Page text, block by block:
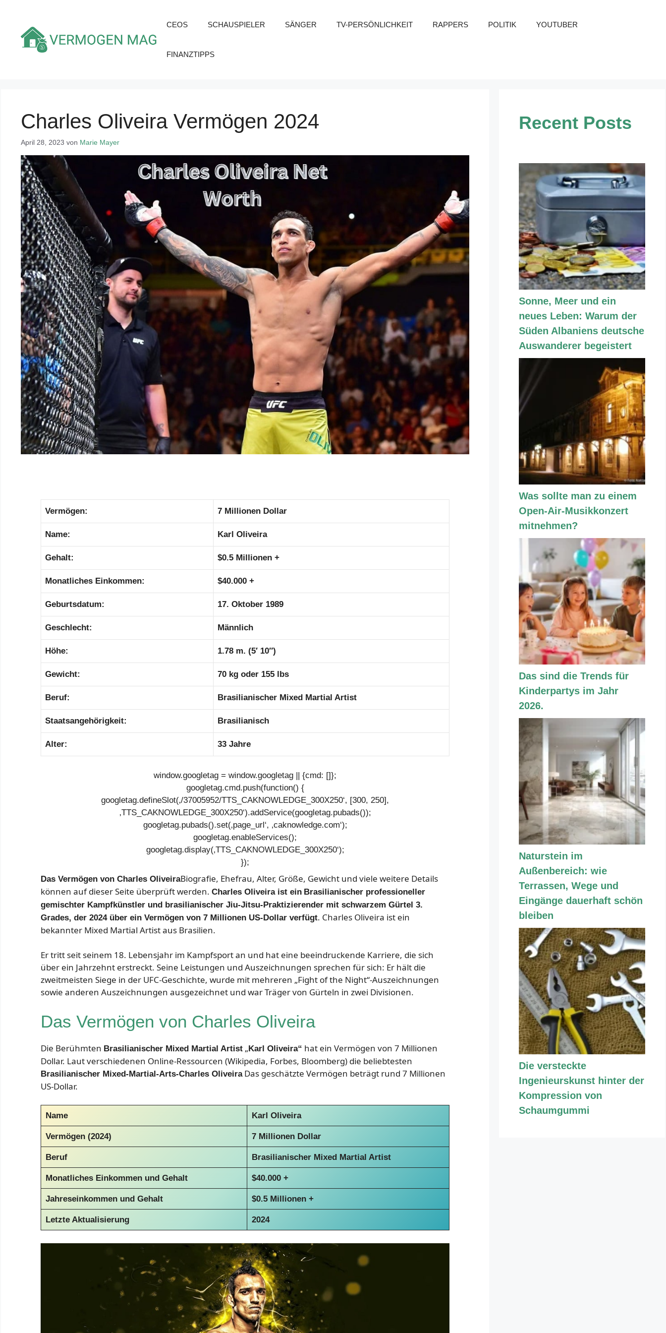
springen
CEOS SCHAUSPIELER SÄNGER TV-PERSÖNLICHKEIT RAPPERS POLITIK YOUTUBER
FINANZTIPPS
Charles Oliveira Vermögen 2024
April 28, 2023 von Marie Mayer
Vermögen: 7 Millionen Dollar
Name: Karl Oliveira
Gehalt: $0.5 Millionen +
Monatliches Einkommen: $40.000 +
Geburtsdatum: 17. Oktober 1989
Geschlecht: Männlich
Höhe: 1.78 m. (5′ 10″)
Gewicht: 70 kg oder 155 lbs
Beruf: Brasilianischer Mixed Martial Artist
Staatsangehörigkeit: Brasilianisch
Alter: 33 Jahre
window.googletag = window.googletag || {cmd: []};
googletag.cmd.push(function() {
googletag.defineSlot(‚/37005952/TTS_CAKNOWLEDGE_300X250‘, [300, 250],
‚TTS_CAKNOWLEDGE_300X250‘).addService(googletag.pubads());
googletag.pubads().set(‚page_url‘, ‚caknowledge.com‘);
googletag.enableServices();
googletag.display(‚TTS_CAKNOWLEDGE_300X250‘);
});
Das Vermögen von Charles OliveiraBiografie, Ehefrau, Alter, Größe, Gewicht und viele weitere Details
können auf dieser Seite überprüft werden. Charles Oliveira ist ein Brasilianischer professioneller
gemischter Kampfkünstler und brasilianischer Jiu-Jitsu-Praktizierender mit schwarzem Gürtel 3.
Grades, der 2024 über ein Vermögen von 7 Millionen US-Dollar verfügt. Charles Oliveira ist ein
bekannter Mixed Martial Artist aus Brasilien.
Er tritt seit seinem 18. Lebensjahr im Kampfsport an und hat eine beeindruckende Karriere, die sich
über ein Jahrzehnt erstreckt. Seine Leistungen und Auszeichnungen sprechen für sich: Er hält die
zweitmeisten Siege in der UFC-Geschichte, wurde mit mehreren „Fight of the Night“-Auszeichnungen
sowie anderen Auszeichnungen ausgezeichnet und war Träger von Gürteln in zwei Divisionen.
Das Vermögen von Charles Oliveira
Die Berühmten Brasilianischer Mixed Martial Artist „Karl Oliveira“ hat ein Vermögen von 7 Millionen
Dollar. Laut verschiedenen Online-Ressourcen (Wikipedia, Forbes, Bloomberg) die beliebtesten
Brasilianischer Mixed-Martial-Arts-Charles OliveiraDas geschätzte Vermögen beträgt rund 7 Millionen
US-Dollar.
Name Karl Oliveira
Vermögen (2024) 7 Millionen Dollar
Beruf Brasilianischer Mixed Martial Artist
Monatliches Einkommen und Gehalt $40.000 +
Jahreseinkommen und Gehalt $0.5 Millionen +
Letzte Aktualisierung 2024
Recent Posts
Sonne, Meer und ein
neues Leben: Warum der
Süden Albaniens deutsche
Auswanderer begeistert
Was sollte man zu einem
Open-Air-Musikkonzert
mitnehmen?
Das sind die Trends für
Kinderpartys im Jahr
2026.
Naturstein im
Außenbereich: wie
Terrassen, Wege und
Eingänge dauerhaft schön
bleiben
Die versteckte
Ingenieurskunst hinter der
Kompression von
Schaumgummi